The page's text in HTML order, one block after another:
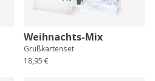
Weihnachts-Mix
Grußkartenset
18,95 €